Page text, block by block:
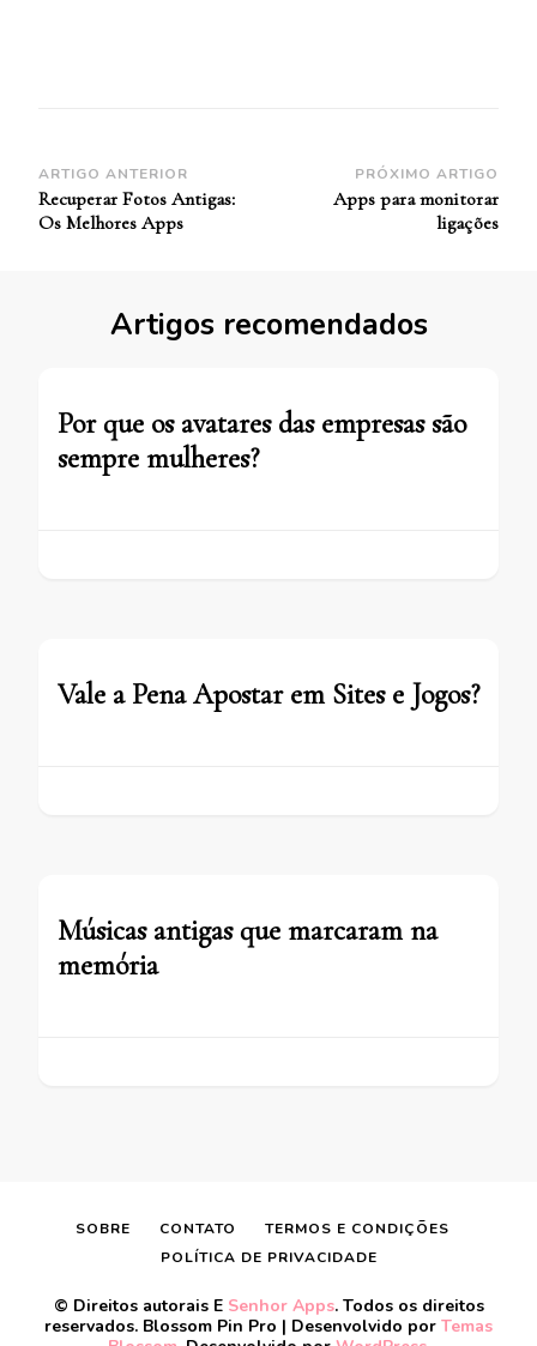
Navegação
de
ARTIGO ANTERIOR
Recuperar Fotos Antigas:
Os Melhores Apps
PRÓXIMO ARTIGO
Apps para monitorar
ligações
Artigos recomendados
Por que os avatares das empresas são
sempre mulheres?
Vale a Pena Apostar em Sites e Jogos?
Músicas antigas que marcaram na
memória
© Direitos autorais E Senhor Apps. Todos os direitos
reservados. Blossom Pin Pro | Desenvolvido por Temas
SOBRE CONTATO
TERMOS E CONDIÇÕES
POLÍTICA DE PRIVACIDADE